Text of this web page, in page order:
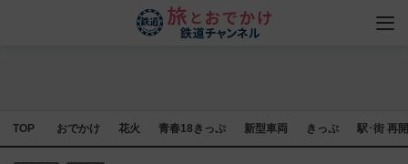
TOP おでかけ 花火 青春18きっぷ 新型車両 きっぷ 駅･街 再